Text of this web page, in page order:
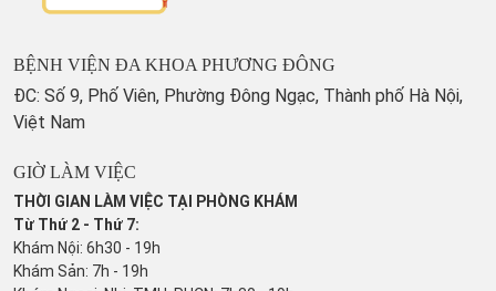
BỆNH VIỆN ĐA KHOA PHƯƠNG ĐÔNG
ĐC: Số 9, Phố Viên, Phường Đông Ngạc, Thành phố Hà Nội,
Việt Nam
GIỜ LÀM VIỆC
THỜI GIAN LÀM VIỆC TẠI PHÒNG KHÁM
Từ Thứ 2 - Thứ 7:
Khám Nội: 6h30 - 19h
Khám Sản: 7h - 19h